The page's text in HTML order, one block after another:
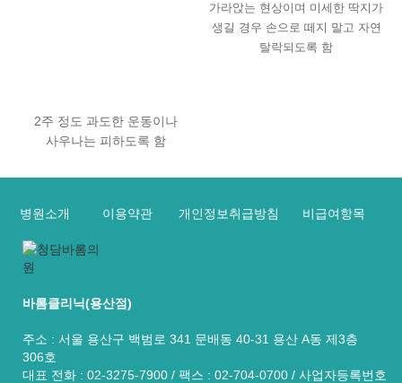
가라앉는 현상이며 미세한 딱지가
생길 경우 손으로 떼지 말고 자연
탈락되도록 함
2주 정도 과도한 운동이나
사우나는 피하도록 함
병원소개 이용약관 개인정보취급방침 비급여항목
바롬클리닉(용산점)
주소 : 서울 용산구 백범로 341 문배동 40-31 용산 A동 제3층
306호
대표 전화 : 02-3275-7900 / 팩스 : 02-704-0700 / 사업자등록번호